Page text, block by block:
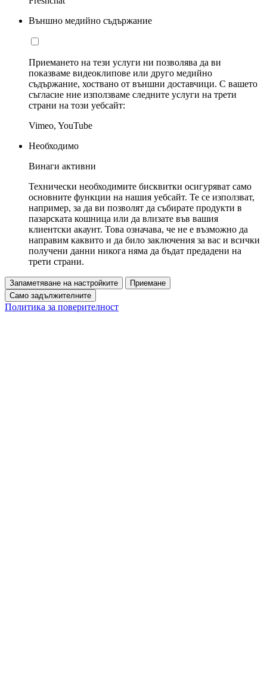
Външно медийно съдържание
Приемането на тези услуги ни позволява да ви
показваме видеоклипове или друго медийно
съдържание, хоствано от външни доставчици. С вашето
съгласие ние използваме следните услуги на трети
страни на този уебсайт:
Vimeo, YouTube
Необходимо
Винаги активни
Технически необходимите бисквитки осигуряват само
основните функции на нашия уебсайт. Те се използват,
например, за да ви позволят да събирате продукти в
пазарската кошница или да влизате във вашия
клиентски акаунт. Това означава, че не е възможно да
направим каквито и да било заключения за вас и всички
получени данни никога няма да бъдат предадени на
трети страни.
Запаметяване на настройките
Приемане
Само задължителните
Политика за поверителност